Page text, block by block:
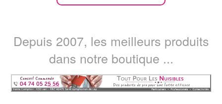
Depuis 2007, les meilleurs produits
dans notre boutique ...